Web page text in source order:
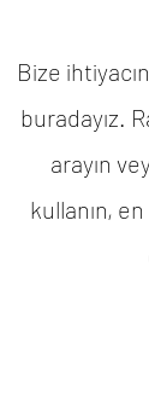
Bize
buradayız.
arayın
kullanın,